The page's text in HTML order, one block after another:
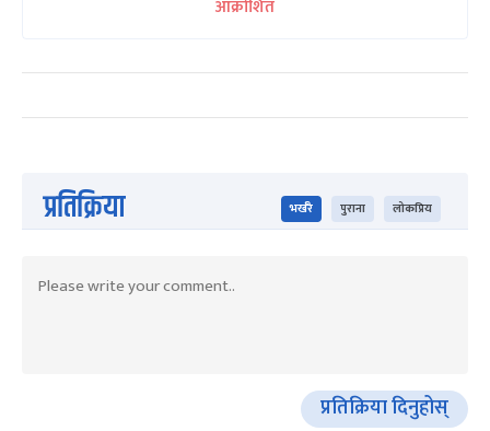
आक्रोशित
प्रतिक्रिया भर्खरै पुराना लोकप्रिय
प्रतिक्रिया दिनुहोस्